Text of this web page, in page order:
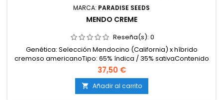
MARCA: PARADISE SEEDS
MENDO CREME
Reseña(s): 0
Genética: Selección Mendocino (California) x híbrido
cremoso americanoTipo: 65% índica / 35% sativaContenido
de THC: 19-21%Tiempo de floración: 8-9 semanas en
interiorProducción en interior: 450-500 g/m²Producción en
exterior: 700-800 g/plantaAltura: 80-110 cm en interior; hasta
200 cm en exteriorAromas y sabores: Dulces y cremosos;...
37,50 €
 Añadir al carrito